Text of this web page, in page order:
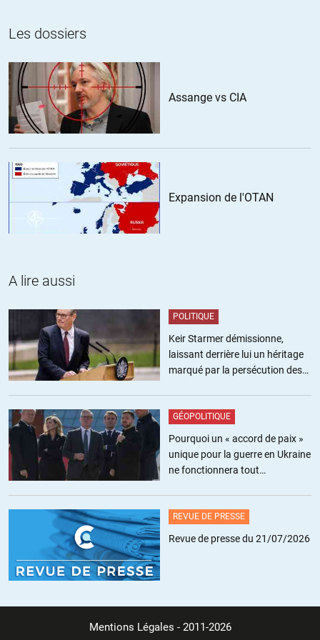
Pierre D// 04.07.2018 à 06h13
Pour s’en persuader, il suffit de se pincer le nez et de regarder
ailleurs
http://www.afriquemedia.tv/infos/actualite/monde/france-
Patrick//04.07.2018 à 07h01
efficaces.
Cultures vivrières : de partout dans des coins comme
Madagascar et ça ne pose pas de problèmes aux méchants
occidentaux.
Industrie Agro : je connais aussi , le Kenya et Madagascar
l’Europe et ça va encore se développer.
Les Chinois et les Indiens : discussion il y a peu avec des
Malgaches ( nationalistes ) qui commencent à en avoir assez
de se faire piller.
+1
christiangedeon//
Si pillages il y a ,c’est d’abord par les africains dirigeants
va bien falloir que vous considériez les africains comme des
adultes responsables et pas seulement comme des victimes…
Les dossiers
Assange vs CIA
Expansion de l'OTAN
A lire aussi
POLITIQUE
Keir Starmer démissionne,
laissant derrière lui un héritage
marqué par la persécution des
GÉOPOLITIQUE
Pourquoi un « accord de paix »
unique pour la guerre en Ukraine
ne fonctionnera tout
REVUE DE PRESSE
Revue de presse du 21/07/2026
Mentions Légales - 2011-2026